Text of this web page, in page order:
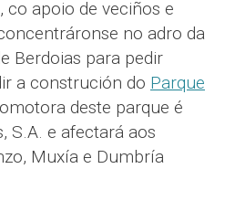
co apoio de veciños e
no adro da
Berdoias para pedir
a construción do Parque
deste parque é
S.A. e afectará aos
Muxía e Dumbría